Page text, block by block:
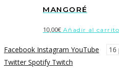
MANGORÉ
10,00€ Añadir al carrito
Facebook Instagram YouTube
Twitter Spotify Twitch